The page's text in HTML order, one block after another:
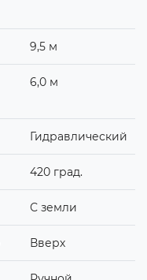
9,5 м
6,0 м
Гидравлический
420 град.
С земли
Вверх